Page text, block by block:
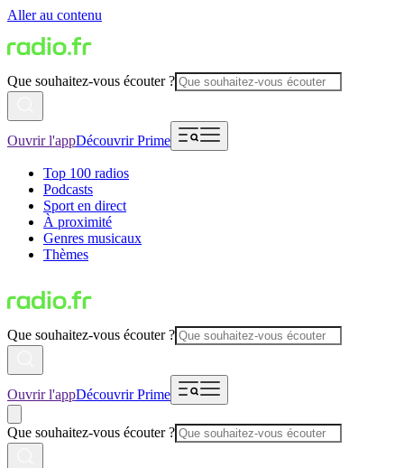
Aller au contenu
Que souhaitez-vous écouter ?
Ouvrir l'appDécouvrir Prime
Top 100 radios
Podcasts
Sport en direct
À proximité
Genres musicaux
Thèmes
Que souhaitez-vous écouter ?
Ouvrir l'appDécouvrir Prime
Que souhaitez-vous écouter ?